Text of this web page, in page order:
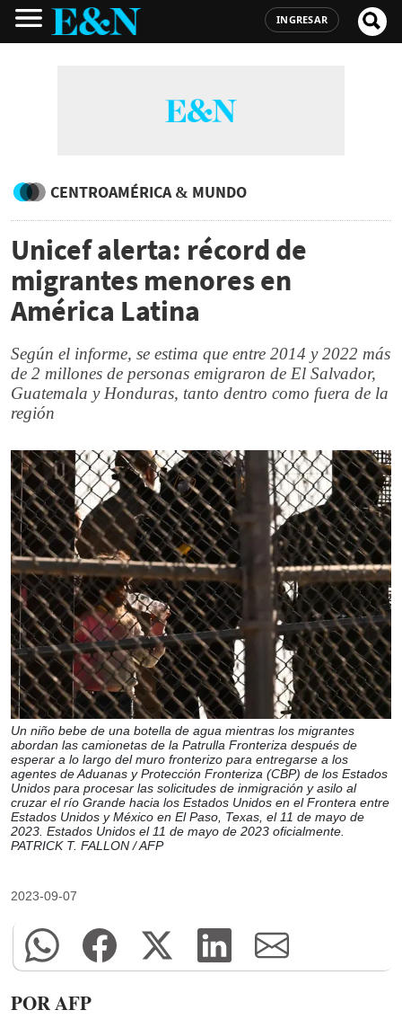
INGRESAR
CENTROAMÉRICA & MUNDO
Unicef alerta: récord de
migrantes menores en
América Latina
Según el informe, se estima que entre 2014 y 2022 más
de 2 millones de personas emigraron de El Salvador,
Guatemala y Honduras, tanto dentro como fuera de la
región
Un niño bebe de una botella de agua mientras los migrantes
abordan las camionetas de la Patrulla Fronteriza después de
esperar a lo largo del muro fronterizo para entregarse a los
agentes de Aduanas y Protección Fronteriza (CBP) de los Estados
Unidos para procesar las solicitudes de inmigración y asilo al
cruzar el río Grande hacia los Estados Unidos en el Frontera entre
Estados Unidos y México en El Paso, Texas, el 11 de mayo de
2023. Estados Unidos el 11 de mayo de 2023 oficialmente.
PATRICK T. FALLON / AFP
2023-09-07
POR AFP